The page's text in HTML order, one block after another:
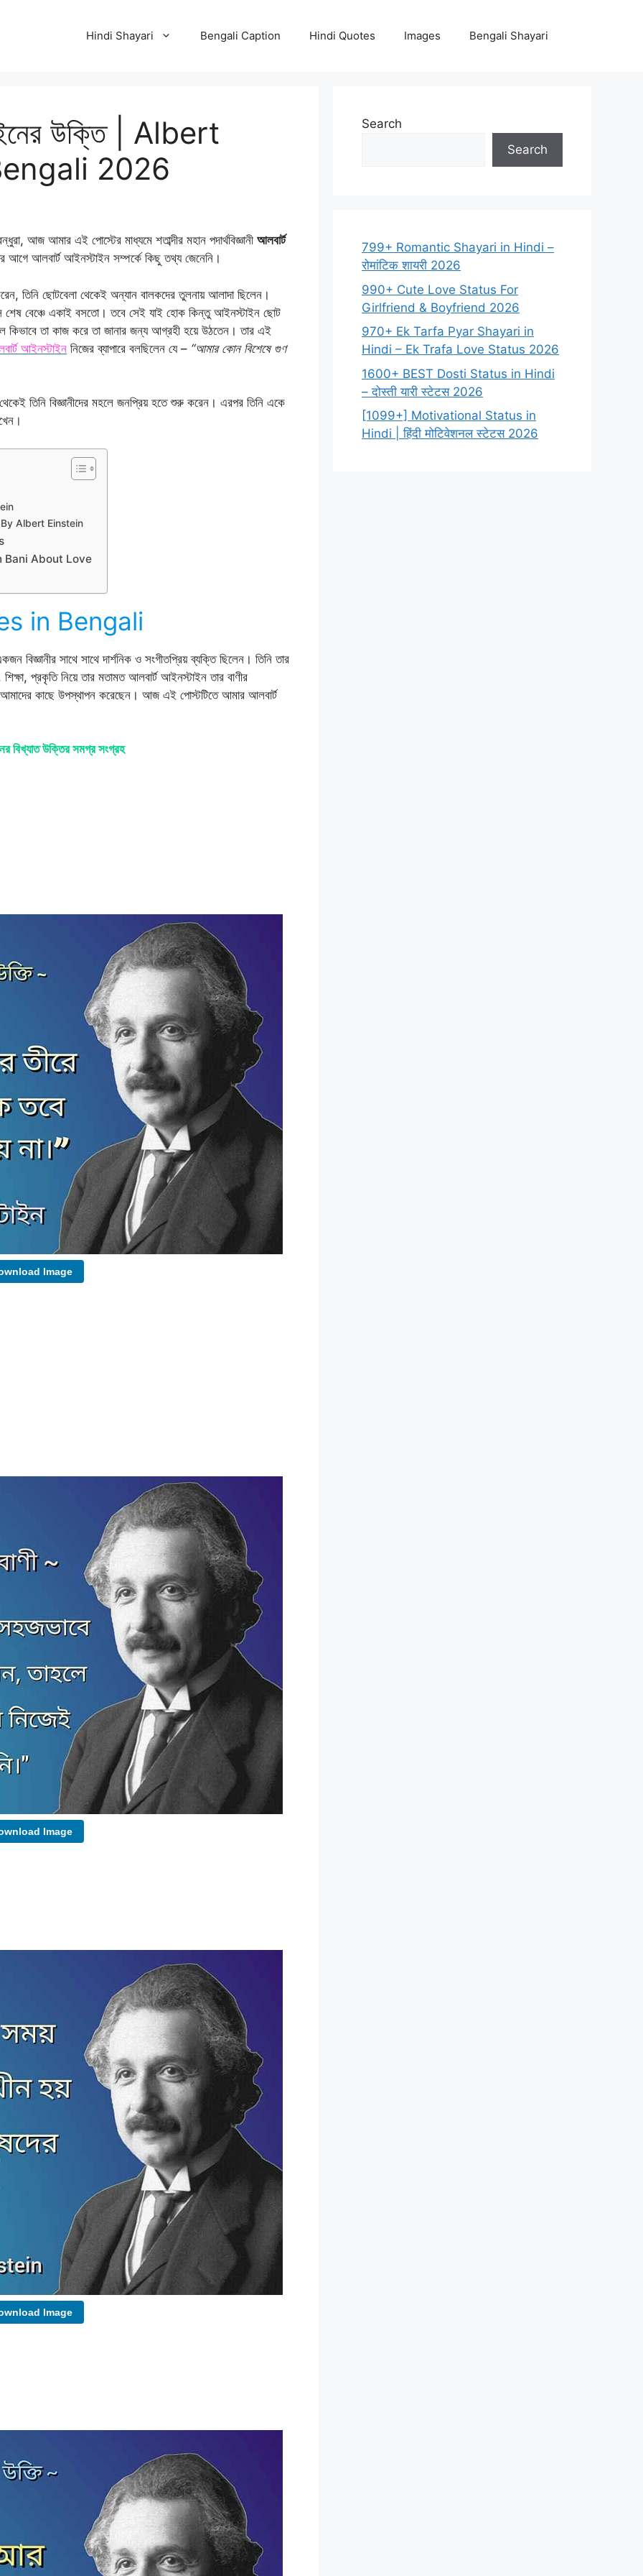
Hindi Shayari Bengali Caption Hindi Quotes Images Bengali Shayari
উক্তি | Albert
2026
এই পোস্টের মাধ্যমে শতাব্দীর মহান পদার্থবিজ্ঞানী আলবার্ট
আগে আলবার্ট আইনস্টাইন সম্পর্কে কিছু তথ্য জেনেনি।
তিনি ছোটবেলা থেকেই অন্যান বালকদের তুলনায় আলাদা ছিলেন।
শেষ বেঞ্চে একাই বসতো। তবে সেই যাই হোক কিন্তু আইনস্টাইন ছোট
কিভাবে তা কাজ করে তা জানার জন্য আগ্রহী হয়ে উঠতেন। তার এই
আইনস্টাইন নিজের ব্যাপারে বলছিলেন যে – “আমার কোন বিশেষে গুণ
তিনি বিজ্ঞানীদের মহলে জনপ্রিয় হতে শুরু করেন। এরপর তিনি একে
By Albert Einstein
Bani About Love
in Bengali
সাথে সাথে দার্শনিক ও সংগীতপ্রিয় ব্যক্তি ছিলেন। তিনি তার
প্রকৃতি নিয়ে তার মতামত আলবার্ট আইনস্টাইন তার বাণীর
কাছে উপস্থাপন করেছেন। আজ এই পোস্টটিতে আমার আলবার্ট
বিখ্যাত উক্তির সমগ্র সংগ্রহ
Image
Image
Image
Search
Search
799+ Romantic Shayari in Hindi –
रोमांटिक शायरी 2026
990+ Cute Love Status For
Girlfriend & Boyfriend 2026
970+ Ek Tarfa Pyar Shayari in
Hindi – Ek Trafa Love Status 2026
1600+ BEST Dosti Status in Hindi
– दोस्ती यारी स्टेटस 2026
[1099+] Motivational Status in
Hindi | हिंदी मोटिवेशनल स्टेटस 2026